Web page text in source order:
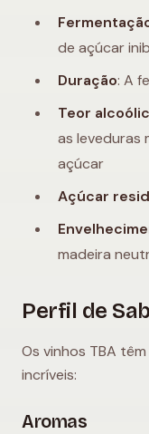
de açúcar
Duração: A
Teor
as leveduras
açúcar
Açúcar
madeira
Perfil de
Os vinhos TBA
incríveis:
Aromas